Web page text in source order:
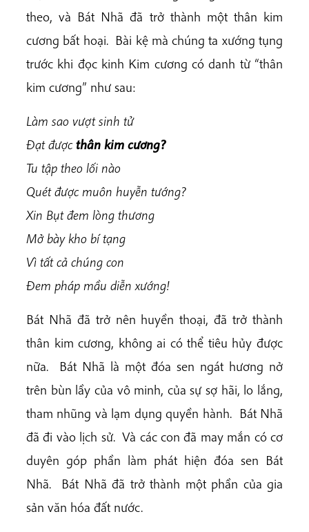
theo, và Bát Nhã đã trở thành một thân kim
cương bất hoại. Bài kệ mà chúng ta xướng tụng
trước khi đọc kinh Kim cương có danh từ “thân
kim cương” như sau:
Làm sao vượt sinh tử
Đạt được thân kim cương?
Tu tập theo lối nào
Quét được muôn huyễn tướng?
Xin Bụt đem lòng thương
Mở bày kho bí tạng
Vì tất cả chúng con
Đem pháp mầu diễn xướng!
Bát Nhã đã trở nên huyền thoại, đã trở thành
thân kim cương, không ai có thể tiêu hủy được
nữa. Bát Nhã là một đóa sen ngát hương nở
trên bùn lầy của vô minh, của sự sợ hãi, lo lắng,
tham nhũng và lạm dụng quyền hành. Bát Nhã
đã đi vào lịch sử. Và các con đã may mắn có cơ
duyên góp phần làm phát hiện đóa sen Bát
Nhã. Bát Nhã đã trở thành một phần của gia
sản văn hóa đất nước.